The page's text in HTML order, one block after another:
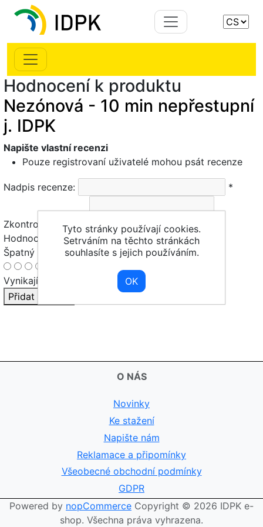
Hodnocení k produktu
Nezónová - 10 min nepřestupní
j. IDPK
Napište vlastní recenzi
Pouze registrovaní uživatelé mohou psát recenze
Nadpis recenze: *
Zkontrolovat text.:
Hodnocení:
Špatný
Vynikající
Přidat recenzi
O NÁS
Novinky
Ke stažení
Napište nám
Reklamace a připomínky
Všeobecné obchodní podmínky
GDPR
Powered by nopCommerce Copyright © 2026 IDPK e-
shop. Všechna práva vyhrazena.
Tyto stránky používají cookies.
Setrváním na těchto stránkách
souhlasíte s jejich používáním.